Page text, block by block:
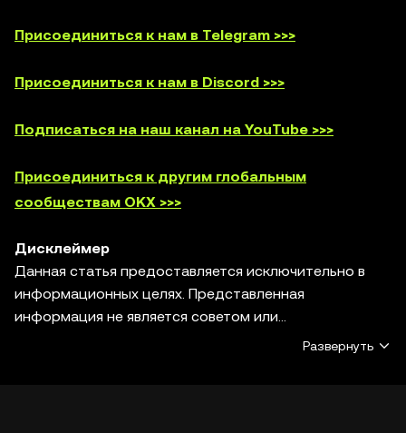
Присоединиться к нам в Telegram >>>
Присоединиться к нам в Discord >>>
Подписаться на наш канал на YouTube >>>
Присоединиться к другим глобальным
сообществам OKX >>>
Дисклеймер
Данная статья предоставляется исключительно в
информационных целях. Представленная
информация не является советом или
рекомендацией по инвестированию, предложением
Развернуть